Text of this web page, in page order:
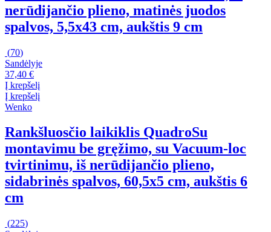
nerūdijančio plieno, matinės juodos
spalvos, 5,5x43 cm, aukštis 9 cm
(70)
Sandėlyje
37,40 €
Į krepšelį
Į krepšelį
Wenko
Rankšluosčio laikiklis QuadroSu
montavimu be gręžimo, su Vacuum-loc
tvirtinimu, iš nerūdijančio plieno,
sidabrinės spalvos, 60,5x5 cm, aukštis 6
cm
(225)